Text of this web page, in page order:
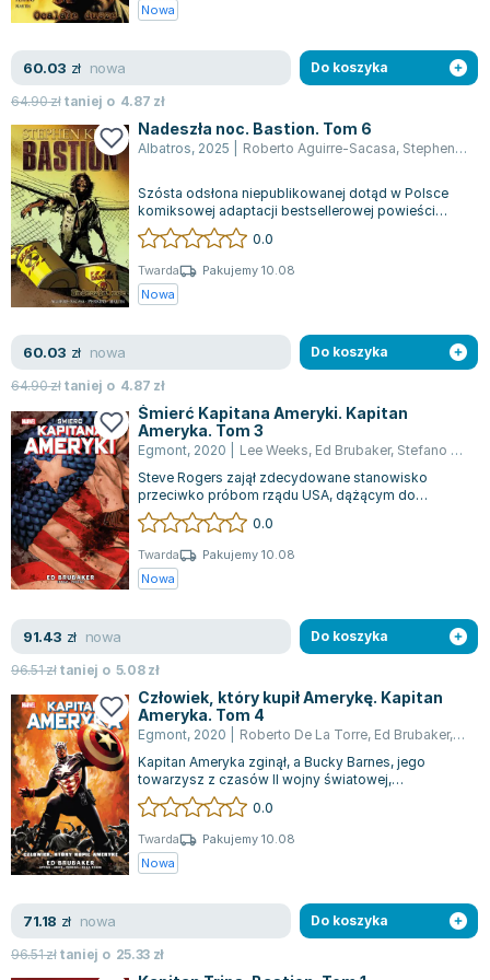
Książki o naukach politycznych dla studentów
Książki do nauk przyrodniczych dla studentów
Książki do nauk społecznych dla studentów
Książki do nauk ścisłych dla studentów
Prawo - książki dla studentów
Technologia żywności - książki
Zarządzanie i marketing - książki
Nauka języków obcych - książki
Podręczniki dla nauczycieli - metodyka
Repetytoria, testy i materiały pomocnicze
Bolesław Prus
Wanda Chotomska
Józef Ignacy Kraszewski
Clive Staples Lewis
Martyna Wojciechowska
Melissa De la Cruz
Blanka Lipińska
Jaś Kapela
Agatha Christie
Witold Gadowski
Marcin Kowalczyk
Piotr Zychowicz
Joanna Jabłczyńska
Piotr Kościelny
Jan Piński
Zygmunt Freud
Agata Passent
Michel Moran
Katarzyna Miller
Antoine de Saint Exupery
Lew Tołstoj
Mark Twain
Marcin Meller
Paulina Młynarska
ks. Piotr Pawlukiewicz
Jarosław Sokołowski
Piotr Semka
Jarosław Iwaszkiewicz
Nowa
60.03 zł nowa
64.90złtaniej o 4.87 zł
Do koszyka
Nadeszła noc. Bastion. Tom 6
Albatros, 2025 Roberto Aguirre-Sacasa, Stephen King
Szósta odsłona niepublikowanej dotąd w Polsce
komiksowej adaptacji bestsellerowej powieści
postapokaliptycznej Stephena Kinga "Bas...
0.0
Twarda
Pakujemy 10.08
Nowa
60.03 zł nowa
64.90złtaniej o 4.87 zł
Do koszyka
Śmierć Kapitana Ameryki. Kapitan
Ameryka. Tom 3
Egmont, 2020 Lee Weeks, Ed Brubaker, Stefano Gaudiano
Steve Rogers zajął zdecydowane stanowisko
przeciwko próbom rządu USA, dążącym do
kontrolowania superbohaterów. Teraz stoi na
czele...
0.0
Twarda
Pakujemy 10.08
Nowa
91.43 zł nowa
96.51złtaniej o 5.08zł
Do koszyka
Człowiek, który kupił Amerykę. Kapitan
Ameryka. Tom 4
Egmont, 2020 Roberto De La Torre, Ed Brubaker,
Kapitan Ameryka zginął, a Bucky Barnes, jego
towarzysz z czasów II wojny światowej,
poprzysiągł zemstę. Jednak znalazł się w rękac...
0.0
Twarda
Pakujemy 10.08
Nowa
71.18 zł nowa
96.51złtaniej o 25.33 zł
Do koszyka